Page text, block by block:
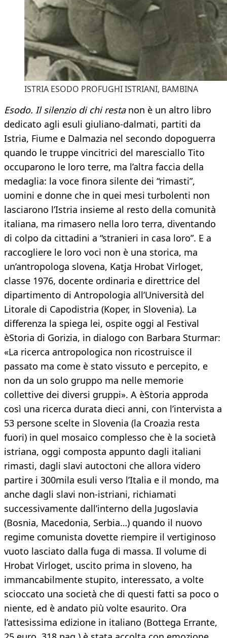
ISTRIA ESODO PROFUGHI ISTRIANI, BAMBINA
Esodo. Il silenzio di chi resta non è un altro libro
dedicato agli esuli giuliano-dalmati, partiti da
Istria, Fiume e Dalmazia nel secondo dopoguerra
quando le truppe vincitrici del maresciallo Tito
occuparono le loro terre, ma l’altra faccia della
medaglia: la voce finora silente dei “rimasti”,
uomini e donne che in quei mesi turbolenti non
lasciarono l’Istria insieme al resto della comunità
italiana, ma rimasero nella loro terra, diventando
di colpo da cittadini a “stranieri in casa loro”. E a
raccogliere le loro voci non è una storica, ma
un’antropologa slovena, Katja Hrobat Virloget,
classe 1976, docente ordinaria e direttrice del
dipartimento di Antropologia all’Università del
Litorale di Capodistria (Koper, in Slovenia). La
differenza la spiega lei, ospite oggi al Festival
èStoria di Gorizia, in dialogo con Barbara Sturmar:
«La ricerca antropologica non ricostruisce il
passato ma come è stato vissuto e percepito, e
non da un solo gruppo ma nelle memorie
collettive dei diversi gruppi». A èStoria approda
così una ricerca durata dieci anni, con l’intervista a
53 persone scelte in Slovenia (la Croazia resta
fuori) in quel mosaico complesso che è la società
istriana, oggi composta appunto dagli italiani
rimasti, dagli slavi autoctoni che allora videro
partire i 300mila esuli verso l’Italia e il mondo, ma
anche dagli slavi non-istriani, richiamati
successivamente dall’interno della Jugoslavia
(Bosnia, Macedonia, Serbia…) quando il nuovo
regime comunista dovette riempire il vertiginoso
vuoto lasciato dalla fuga di massa. Il volume di
Hrobat Virloget, uscito prima in sloveno, ha
immancabilmente stupito, interessato, a volte
scioccato una società che di questi fatti sa poco o
niente, ed è andato più volte esaurito. Ora
l’attesissima edizione in italiano (Bottega Errante,